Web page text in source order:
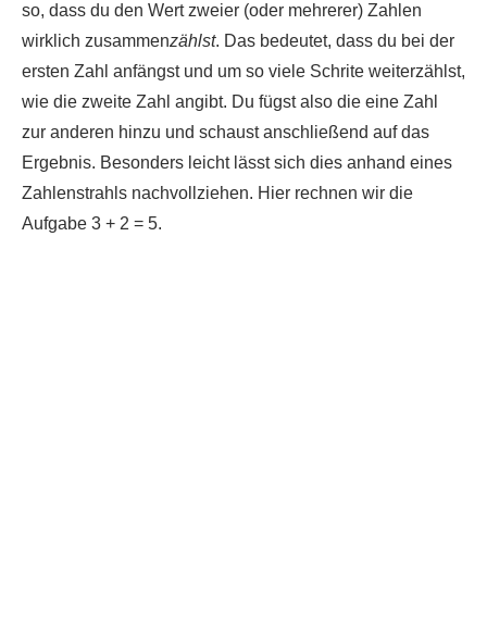
so, dass du den Wert zweier (oder mehrerer) Zahlen
wirklich zusammenzählst. Das bedeutet, dass du bei der
ersten Zahl anfängst und um so viele Schrite weiterzählst,
wie die zweite Zahl angibt. Du fügst also die eine Zahl
zur anderen hinzu und schaust anschließend auf das
Ergebnis. Besonders leicht lässt sich dies anhand eines
Zahlenstrahls nachvollziehen. Hier rechnen wir die
Aufgabe 3 + 2 = 5.